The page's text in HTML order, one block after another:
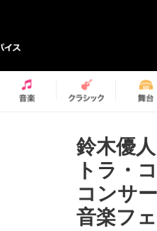
鈴木優
トラ・
コンサ
音楽フ